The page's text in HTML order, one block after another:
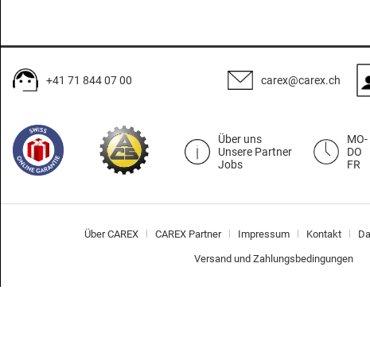
+41 71 844 07 00 carex@carex.ch
Über uns
Unsere Partner
Jobs
MO-
DO
FR
Über CAREX CAREX Partner Impressum Kontakt
Versand und Zahlungsbedingungen